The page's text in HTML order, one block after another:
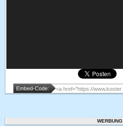
Embed-Code:
WERBUNG